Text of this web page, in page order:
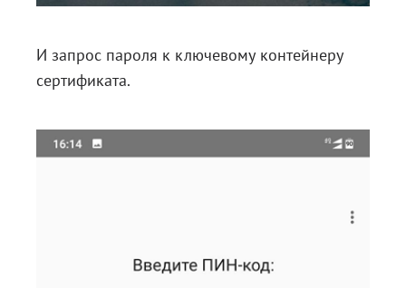
И запрос пароля к ключевому контейнеру
сертификата.